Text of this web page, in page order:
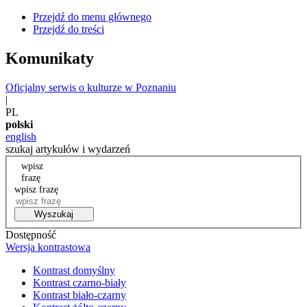
Przejdź do menu głównego
Przejdź do treści
Komunikaty
Oficjalny serwis o kulturze w Poznaniu
|
PL
polski
english
szukaj artykułów i wydarzeń
wpisz
frazę
wpisz frazę
Wyszukaj
Dostępność
Wersja kontrastowa
Kontrast domyślny
Kontrast czarno-biały
Kontrast biało-czarny